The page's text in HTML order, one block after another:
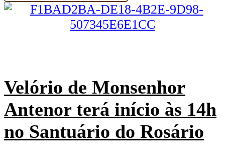
Velório de Monsenhor
Antenor terá início às 14h
no Santuário do Rosário